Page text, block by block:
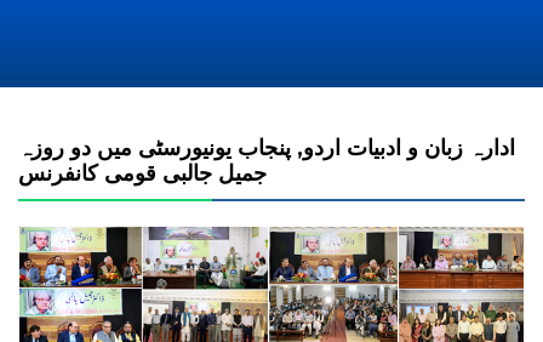
ادارہ زبان و ادبیات اردو, پنجاب یونیورسٹی میں دو روزہ
جمیل جالبی قومی کانفرنس